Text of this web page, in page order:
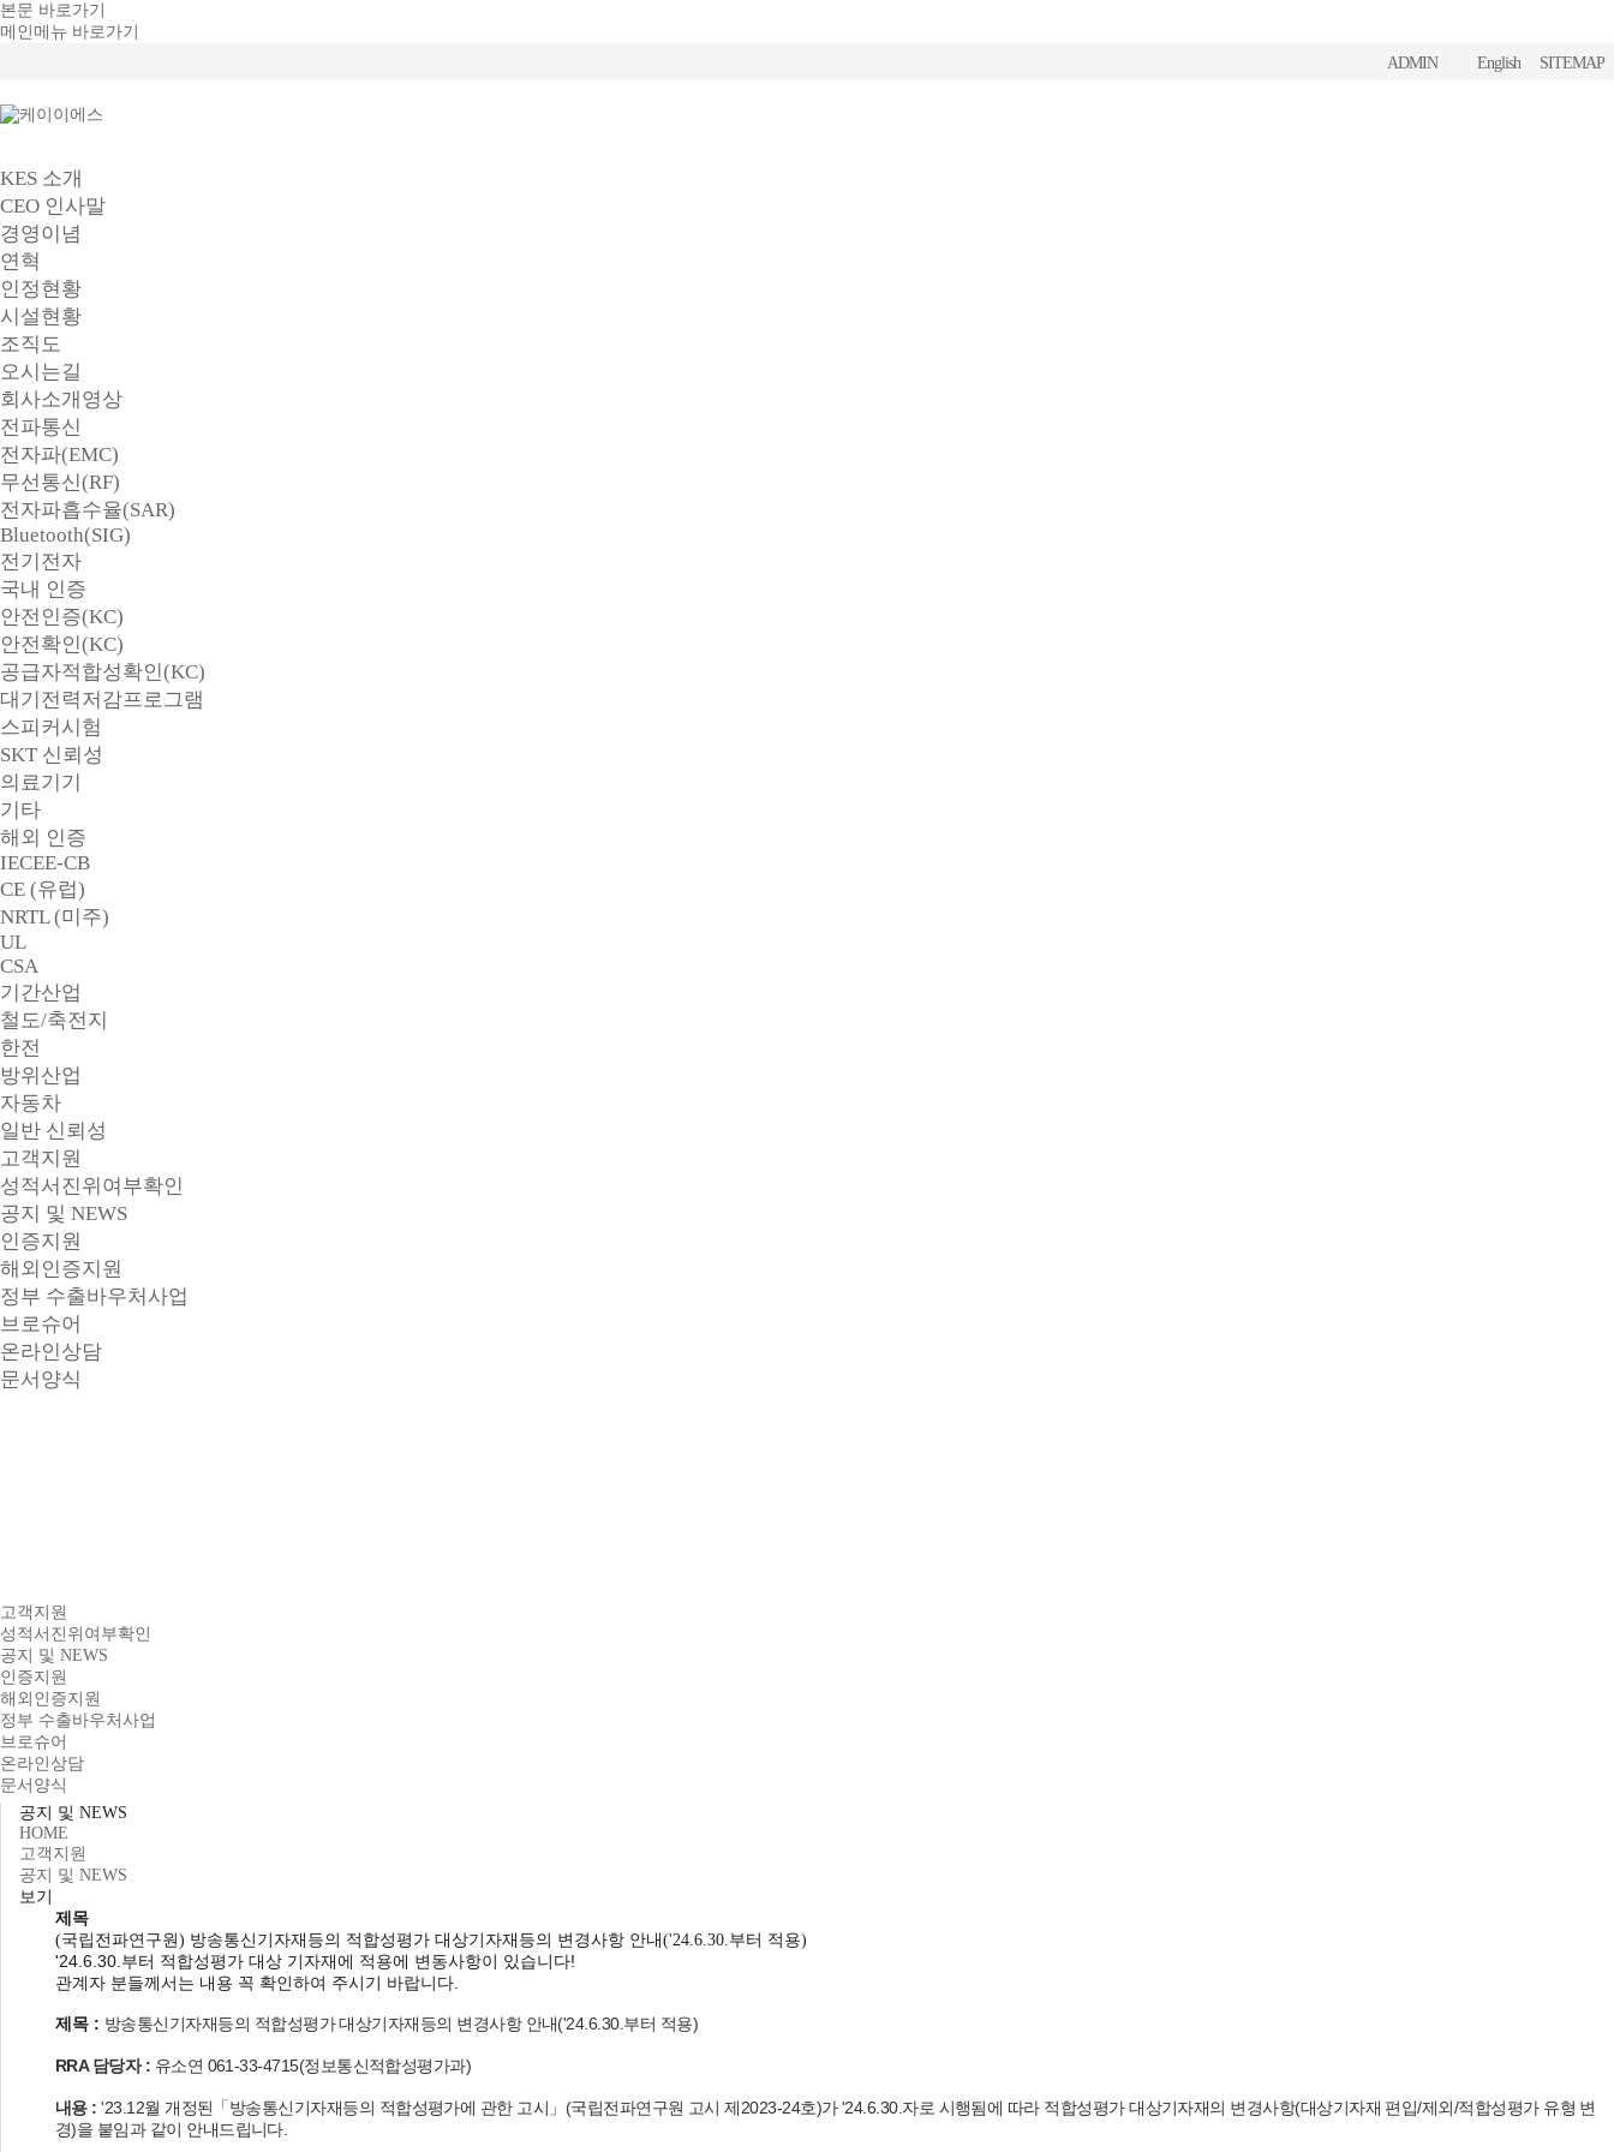
본문 바로가기
메인메뉴 바로가기
ADMIN
English SITEMAP
KES 소개
CEO 인사말
경영이념
연혁
인정현황
시설현황
조직도
오시는길
회사소개영상
전파통신
전자파(EMC)
무선통신(RF)
전자파흡수율(SAR)
Bluetooth(SIG)
전기전자
국내 인증
안전인증(KC)
안전확인(KC)
공급자적합성확인(KC)
대기전력저감프로그램
스피커시험
SKT 신뢰성
의료기기
기타
해외 인증
IECEE-CB
CE (유럽)
NRTL (미주)
UL
CSA
기간산업
철도/축전지
한전
방위산업
자동차
일반 신뢰성
고객지원
성적서진위여부확인
공지 및 NEWS
인증지원
해외인증지원
정부 수출바우처사업
브로슈어
온라인상담
문서양식
고객지원
성적서진위여부확인
공지 및 NEWS
인증지원
해외인증지원
정부 수출바우처사업
브로슈어
온라인상담
문서양식
공지 및 NEWS
HOME
고객지원
공지 및 NEWS
보기
제목
(국립전파연구원) 방송통신기자재등의 적합성평가 대상기자재등의 변경사항 안내('24.6.30.부터 적용)
'24.6.30.부터 적합성평가 대상 기자재에 적용에 변동사항이 있습니다!
관계자 분들께서는 내용 꼭 확인하여 주시기 바랍니다.
제목 : 방송통신기자재등의 적합성평가 대상기자재등의 변경사항 안내('24.6.30. 부터 적용)
RRA 담당자 : 유소연 061-33-4715(정보통신적합성평가과)
내용 :'23.12월 개정된「방송통신기자재등의 적합성평가에 관한 고시」 (국립전파연구원 고시 제2023-24호)가'24.6.30. 자로 시행됨에 따라 적합성평가 대상기자재의 변경사항(대상기자재 편입/제외/적합성평가 유형 변
경)을 붙임과 같이 안내드립니다.